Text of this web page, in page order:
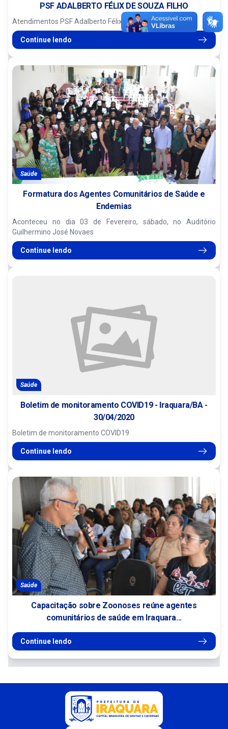
PSF ADALBERTO FÉLIX DE SOUZA FILHO
Atendimentos PSF Adalberto Félix de souza Filho
Continue lendo
Saúde
Formatura dos Agentes Comunitários de Saúde e
Endemias
Aconteceu no dia 03 de Fevereiro, sábado, no Auditório
Guilhermino José Novaes
Continue lendo
Saúde
Boletim de monitoramento COVID19 - Iraquara/BA -
30/04/2020
Boletim de monitoramento COVID19
Continue lendo
Saúde
Capacitação sobre Zoonoses reúne agentes
comunitários de saúde em Iraquara...
Continue lendo